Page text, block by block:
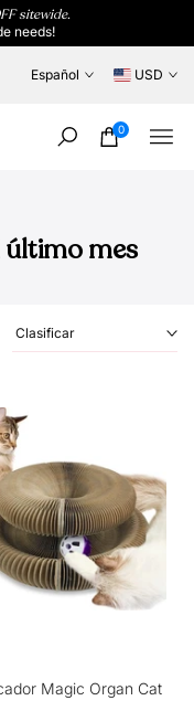
sitewide.
needs!
Español USD
0
último mes
Clasificar
Magic Organ Cat